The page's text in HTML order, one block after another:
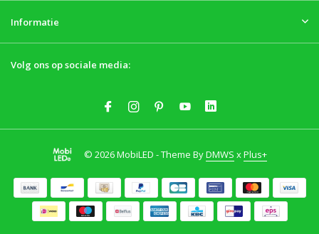
Informatie
Volg ons op sociale media:
© 2026 MobiLED - Theme ByDMWS xPlus+